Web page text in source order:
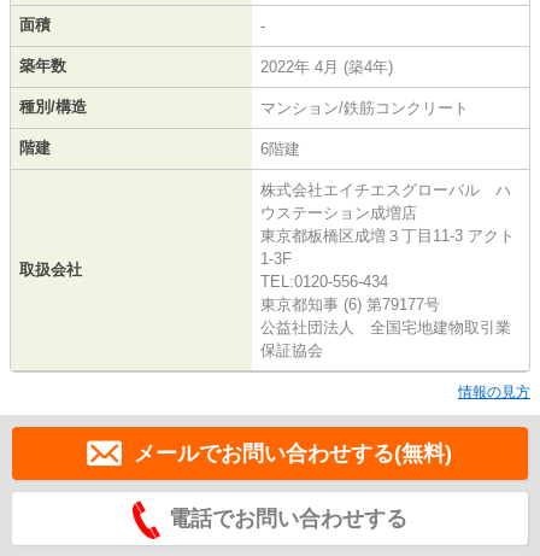
面積 -
築年数 2022年 4月 (築4年)
種別/構造 マンション/鉄筋コンクリート
階建 6階建
取扱会社
株式会社エイチエスグローバル ハ
ウステーション成増店
東京都板橋区成増３丁目11-3 アクト
1-3F
TEL:0120-556-434
東京都知事 (6) 第79177号
公益社団法人 全国宅地建物取引業
保証協会
情報の見方
メールでお問い合わせする(無料)
電話でお問い合わせする